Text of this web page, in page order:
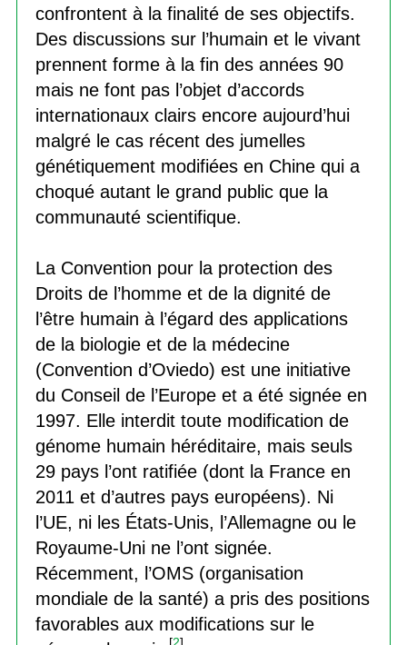
confrontent à la finalité de ses objectifs.
Des discussions sur l’humain et le vivant
prennent forme à la fin des années 90
mais ne font pas l’objet d’accords
internationaux clairs encore aujourd’hui
malgré le cas récent des jumelles
génétiquement modifiées en Chine qui a
choqué autant le grand public que la
communauté scientifique.
La Convention pour la protection des
Droits de l’homme et de la dignité de
l’être humain à l’égard des applications
de la biologie et de la médecine
(Convention d’Oviedo) est une initiative
du Conseil de l’Europe et a été signée en
1997. Elle interdit toute modification de
génome humain héréditaire, mais seuls
29 pays l’ont ratifiée (dont la France en
2011 et d’autres pays européens). Ni
l’UE, ni les États-Unis, l’Allemagne ou le
Royaume-Uni ne l’ont signée.
Récemment, l’OMS (organisation
mondiale de la santé) a pris des positions
favorables aux modifications sur le